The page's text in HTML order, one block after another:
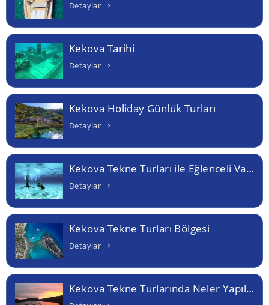
Detaylar
Kekova Tarihi
Detaylar
Kekova Holiday Günlük Turları
Detaylar
Kekova Tekne Turları ile Eğlenceli Vakit Geçirin
Detaylar
Kekova Tekne Turları Bölgesi
Detaylar
Kekova Tekne Turlarında Neler Yapılabilir